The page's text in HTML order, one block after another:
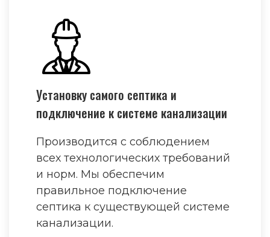
Установку самого септика и
подключение к системе канализации
Производится с соблюдением
всех технологических требований
и норм. Мы обеспечим
правильное подключение
септика к существующей системе
канализации.